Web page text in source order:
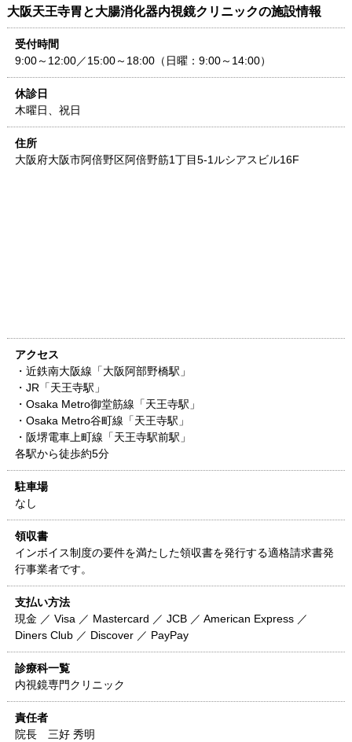
大阪天王寺胃と大腸消化器内視鏡クリニックの施設情報
受付時間
9:00～12:00／15:00～18:00（日曜：9:00～14:00）
休診日
木曜日、祝日
住所
大阪府大阪市阿倍野区阿倍野筋1丁目5-1ルシアスビル16F
アクセス
・近鉄南大阪線「大阪阿部野橋駅」
・JR「天王寺駅」
・Osaka Metro御堂筋線「天王寺駅」
・Osaka Metro谷町線「天王寺駅」
・阪堺電車上町線「天王寺駅前駅」
各駅から徒歩約5分
駐車場
なし
領収書
インボイス制度の要件を満たした領収書を発行する適格請求書発
行事業者です。
支払い方法
現金 ／ Visa ／ Mastercard ／ JCB ／ American Express ／
Diners Club ／ Discover ／ PayPay
診療科一覧
内視鏡専門クリニック
責任者
院長 三好 秀明